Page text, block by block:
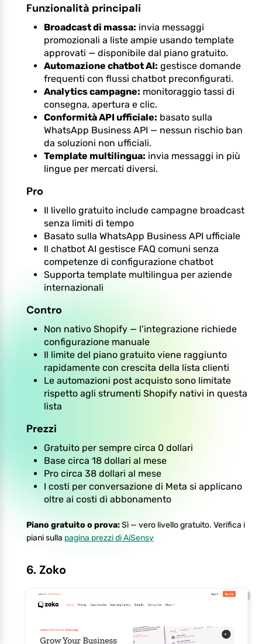
Funzionalità principali
Broadcast di massa: invia messaggi
promozionali a liste ampie usando template
approvati — disponibile dal piano gratuito.
Automazione chatbot AI: gestisce domande
frequenti con flussi chatbot preconfigurati.
Analytics campagne: monitoraggio tassi di
consegna, apertura e clic.
Conformità API ufficiale: basato sulla
WhatsApp Business API — nessun rischio ban
da soluzioni non ufficiali.
Template multilingua: invia messaggi in più
lingue per mercati diversi.
Pro
Il livello gratuito include campagne broadcast
senza limiti di tempo
Basato sulla WhatsApp Business API ufficiale
Il chatbot AI gestisce FAQ comuni senza
competenze di configurazione chatbot
Supporta template multilingua per aziende
internazionali
Contro
Non nativo Shopify — l’integrazione richiede
configurazione manuale
Il limite del piano gratuito viene raggiunto
rapidamente con crescita della lista clienti
Le automazioni post acquisto sono limitate
rispetto agli strumenti Shopify nativi in questa
lista
Prezzi
Gratuito per sempre circa 0 dollari
Base circa 18 dollari al mese
Pro circa 38 dollari al mese
I costi per conversazione di Meta si applicano
oltre ai costi di abbonamento
Piano gratuito o prova:Sì — vero livello gratuito. Verifica i
piani sulla pagina prezzi di AiSensy
6. Zoko